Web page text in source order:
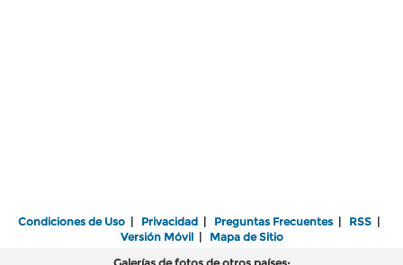
Condiciones de Uso | Privacidad | Preguntas Frecuentes | RSS |
Versión Móvil| Mapa de Sitio
Galerías de fotos de otros países: